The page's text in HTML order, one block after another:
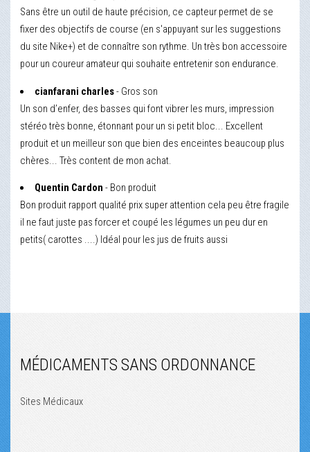
Sans être un outil de haute précision, ce capteur permet de se
fixer des objectifs de course (en s'appuyant sur les suggestions
du site Nike+) et de connaître son rythme. Un très bon accessoire
pour un coureur amateur qui souhaite entretenir son endurance.
cianfarani charles- Gros son
Un son d’enfer, des basses qui font vibrer les murs, impression
stéréo très bonne, étonnant pour un si petit bloc... Excellent
produit et un meilleur son que bien des enceintes beaucoup plus
chères... Très content de mon achat.
Quentin Cardon - Bon produit
Bon produit rapport qualité prix super attention cela peu être fragile
il ne faut juste pas forcer et coupé les légumes un peu dur en
petits( carottes ....) Idéal pour les jus de fruits aussi
MÉDICAMENTS SANS ORDONNANCE
Sites Médicaux